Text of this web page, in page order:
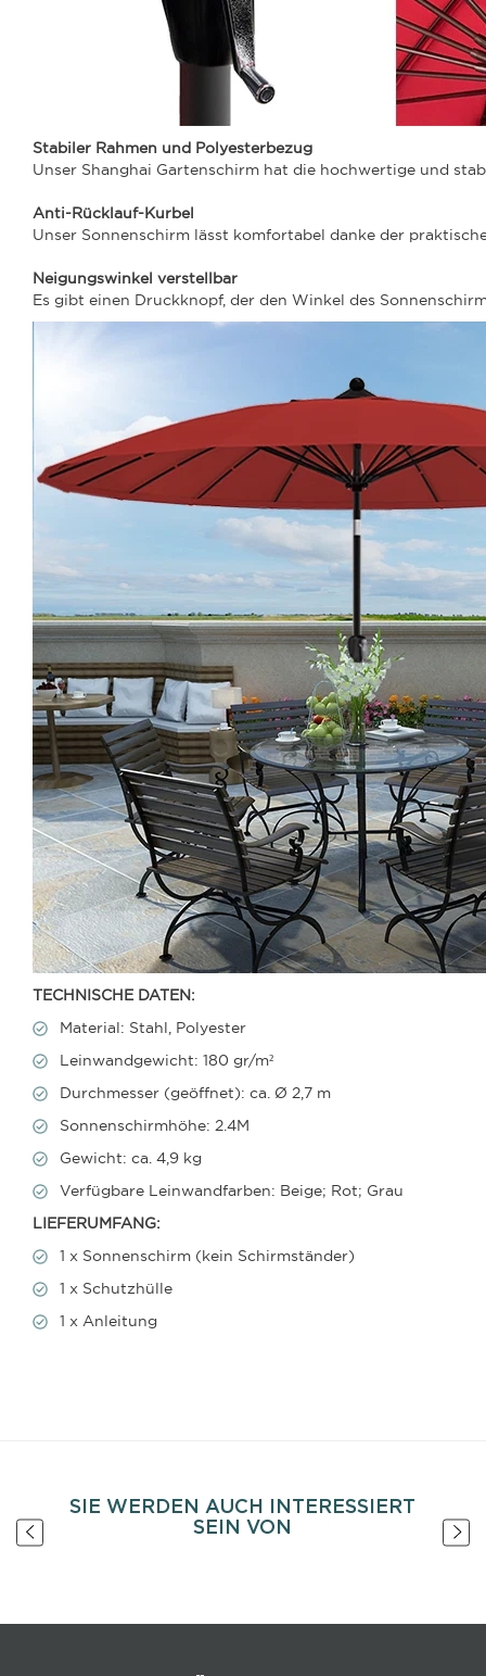
Stabiler Rahmen und Polyesterbezug
Unser Shanghai Gartenschirm hat die hochwertige und
Anti-Rücklauf-Kurbel
Unser Sonnenschirm lässt komfortabel danke der
Neigungswinkel verstellbar
Es gibt einen Druckknopf, der den Winkel des
TECHNISCHE DATEN:
Material: Stahl, Polyester
Leinwandgewicht: 180 gr/m²
Durchmesser (geöffnet): ca. Ø 2,7 m
Sonnenschirmhöhe: 2.4M
Gewicht: ca. 4,9 kg
Verfügbare Leinwandfarben: Beige; Rot; Grau
LIEFERUMFANG:
1 x Sonnenschirm (kein Schirmständer)
1 x Schutzhülle
1 x Anleitung
SIE WERDEN AUCH INTERESSIERT
SEIN VON